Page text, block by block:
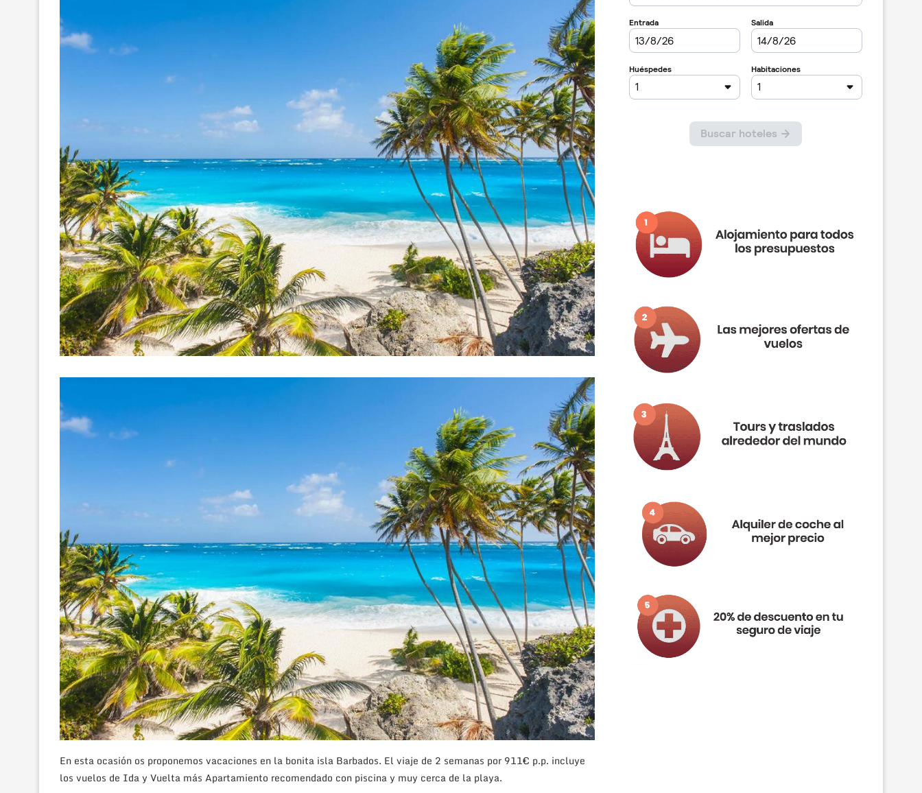
En esta ocasión os proponemos vacaciones en la bonita isla Barbados. El viaje de 2 semanas por 911€ p.p. incluye
los vuelos de Ida y Vuelta más Apartamiento recomendado con piscina y muy cerca de la playa.